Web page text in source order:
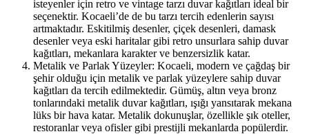
isteyenler için retro ve vintage tarzı duvar kağıtları ideal bir
seçenektir. Kocaeli’de de bu tarzı tercih edenlerin sayısı
artmaktadır. Eskitilmiş desenler, çiçek desenleri, damask
desenler veya eski haritalar gibi retro unsurlara sahip duvar
kağıtları, mekanlara karakter ve benzersizlik katar.
Metalik ve Parlak Yüzeyler: Kocaeli, modern ve çağdaş bir
şehir olduğu için metalik ve parlak yüzeylere sahip duvar
kağıtları da tercih edilmektedir. Gümüş, altın veya bronz
tonlarındaki metalik duvar kağıtları, ışığı yansıtarak mekana
lüks bir hava katar. Metalik dokunuşlar, özellikle şık oteller,
restoranlar veya ofisler gibi prestijli mekanlarda popülerdir.